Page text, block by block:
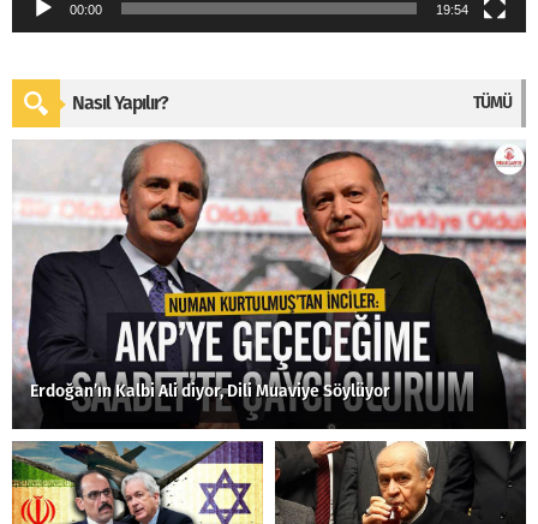
00:00 19:54
Nasıl Yapılır? TÜMÜ
Erdoğan’ın Kalbi Ali diyor, Dili Muaviye Söylüyor